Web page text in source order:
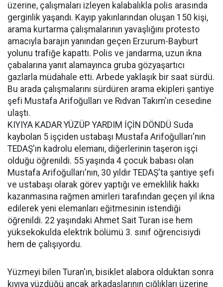
üzerine, çalışmaları izleyen kalabalıkla polis arasında
gerginlik yaşandı. Kayıp yakınlarından oluşan 150 kişi,
arama kurtarma çalışmalarının yavaşlığını protesto
amacıyla barajın yanından geçen Erzurum-Bayburt
yolunu trafiğe kapattı. Polis ve jandarma, uzun ikna
çabalarına yanıt alamayınca gruba gözyaşartıcı
gazlarla müdahale etti. Arbede yaklaşık bir saat sürdü.
Bu arada çalışmalarını sürdüren arama ekipleri şantiye
şefi Mustafa Arifoğulları ve Rıdvan Takım'ın cesedine
ulaştı.
KIYIYA KADAR YÜZÜP YARDIM İÇİN DÖNDÜ Suda
kaybolan 5 işçiden ustabaşı Mustafa Arifoğulları'nın
TEDAŞ'ın kadrolu elemanı, diğerlerinin taşeron işçi
olduğu öğrenildi. 55 yaşında 4 çocuk babası olan
Mustafa Arifoğulları'nın, 30 yıldır TEDAŞ'ta şantiye şefi
ve ustabaşı olarak görev yaptığı ve emeklilik hakkı
kazanmasına rağmen amirleri tarafından geçen yıl ikna
edilerek yeni elemanları eğitmesinin istendiği
öğrenildi. 22 yaşındaki Ahmet Sait Turan ise hem
yüksekokulda elektrik bölümü 3. sınıf öğrencisiydi
hem de çalışıyordu.
Yüzmeyi bilen Turan'ın, bisiklet alabora olduktan sonra
kıyıya yüzdüğü ancak arkadaşlarının çığlıkları üzerine